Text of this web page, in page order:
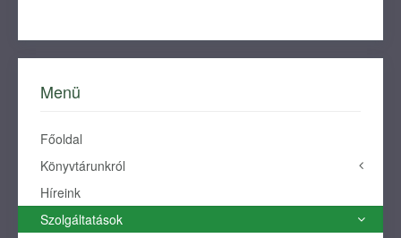
Menü
Főoldal
Könyvtárunkról
Története
Névadónk
Híreink
Szolgáltatások